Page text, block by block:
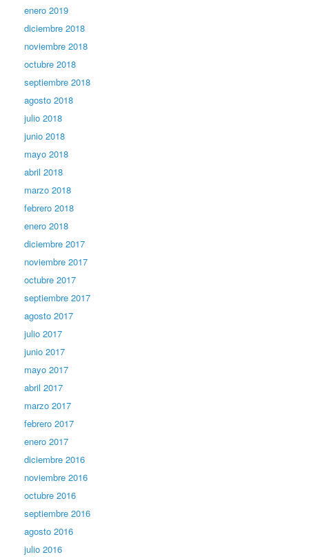
enero 2019
diciembre 2018
noviembre 2018
octubre 2018
septiembre 2018
agosto 2018
julio 2018
junio 2018
mayo 2018
abril 2018
marzo 2018
febrero 2018
enero 2018
diciembre 2017
noviembre 2017
octubre 2017
septiembre 2017
agosto 2017
julio 2017
junio 2017
mayo 2017
abril 2017
marzo 2017
febrero 2017
enero 2017
diciembre 2016
noviembre 2016
octubre 2016
septiembre 2016
agosto 2016
julio 2016